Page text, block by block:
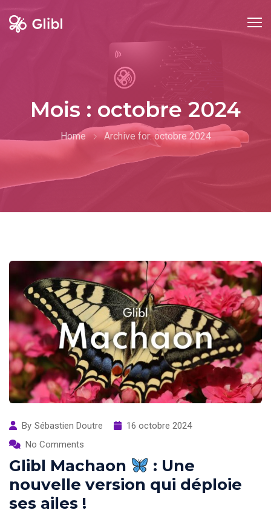
Skip
Mois : octobre 2024
Home Archive for:octobre 2024
By Sébastien Doutre
16 octobre 2024
No Comments
Glibl Machaon
: Une
nouvelle version qui déploie
ses ailes !